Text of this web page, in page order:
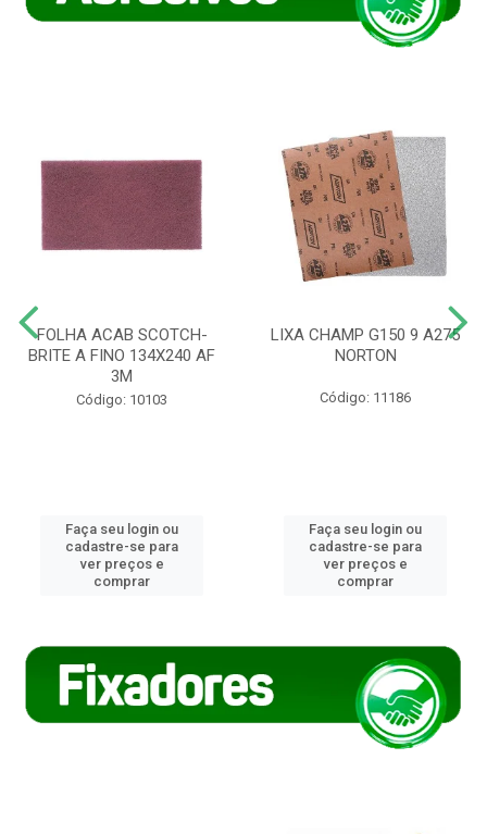
FOLHA ACAB SCOTCH-
BRITE A FINO 134X240 AF
3M
Código: 10103
Faça seu login ou
cadastre-se para
ver preços e
comprar
LIXA CHAMP G150 9 A275
NORTON
Código: 11186
Faça seu login ou
cadastre-se para
ver preços e
comprar